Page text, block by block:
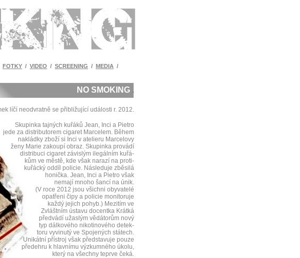
FOTKY / VIDEO / SCREENING / MEDIA /
NO SMOKING .
líčí neodvratně se přibližující události r. 2012.
Skupinka tajných kuřáků Jean, Inci a Pietro
jede za distributorem cigaret Marcelem. Během
nakládky zboží si Inci v atelieru Marcelovy
ženy Marie zakoupí obraz. Skupinka provádí
distribuci cigaret závislým ilegálním kuřá-
kům ve městě, kde však narazí na proti-
kuřácký oddíl policie. Následuje zběsilá
honička. Jean, Inci a Pietro však
nemají mnoho šancí na únik.
(V roce 2012 jsou všichni obyvatelé
opatřeni čipy a policie monitoruje
každý jejich pohyb.) Mezitím ve
Zvláštním ústavu docentka Krátká
předvádí užaslým vědátorům nový
typ dálkového nikotinového detek-
toru vyvinutý ve Spojených státech.
Unikátní přístroj však představuje pouze
předehru k hlavnímu výzkumného úkolu,
který na všechny teprve čeká.